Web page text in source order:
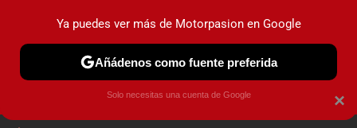
PRUEBAS COCHES ELÉCTRICOS OBSERVATORIO
×
Ya puedes ver más de Motorpasion en Google
Añádenos como fuente preferida
Solo necesitas una cuenta de Google